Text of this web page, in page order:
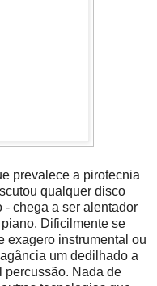
prevalece a pirotecnia
qualquer disco
- chega a ser alentador
Dificilmente se
exagero instrumental ou
um dedilhado a
percussão. Nada de